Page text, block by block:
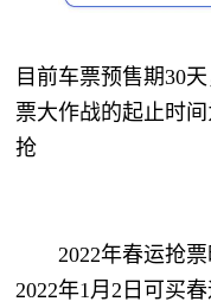
目前车票预售期30
票大作战的起止时
抢
2022年春运抢票
2022年1月2日可买